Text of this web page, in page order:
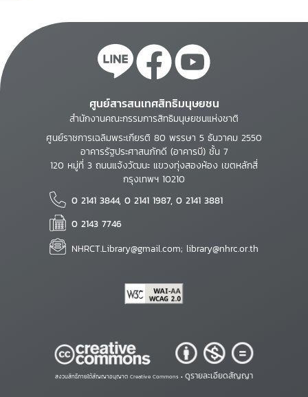
ศูนย์สารสนเทศสิทธิมนุษยชน
สำนักงานคณะกรรมการสิทธิมนุษยชนแห่งชาติ
ศูนย์ราชการเฉลิมพระเกียรติ 80 พรรษา 5 ธันวาคม 2550
อาคารรัฐประศาสนภักดี (อาคารบี) ชั้น 7
120 หมู่ที่ 3 ถนนแจ้งวัฒนะ แขวงทุ่งสองห้อง เขตหลักสี่
กรุงเทพฯ 10210
0 2141 3844, 0 2141 1987, 0 2141 3881
0 2143 7746
NHRCT.Library@gmail.com; library@nhrc.or.th
สงวนสิทธิ์ภายใต้สัญญาอนุญาต Creative Commons • ดูรายละเอียดสัญญา